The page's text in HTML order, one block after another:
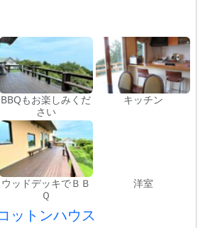
BBQもお楽しみくだ
さい
キッチン
ウッドデッキでＢＢ
Ｑ
洋室
ットンハウス